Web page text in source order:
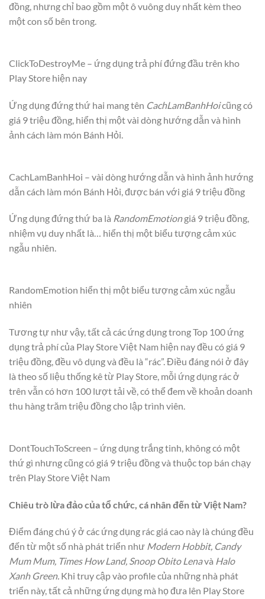
đồng, nhưng chỉ bao gồm một ô vuông duy nhất kèm theo
một con số bên trong.
ClickToDestroyMe – ứng dụng trả phí đứng đầu trên kho
Play Store hiện nay
Ứng dụng đứng thứ hai mang tên CachLamBanhHoicũng có
giá 9 triệu đồng, hiển thị một vài dòng hướng dẫn và hình
ảnh cách làm món Bánh Hỏi.
CachLamBanhHoi – vài dòng hướng dẫn và hình ảnh hướng
dẫn cách làm món Bánh Hỏi, được bán với giá 9 triệu đồng
Ứng dụng đứng thứ ba là RandomEmotiongiá 9 triệu đồng,
nhiệm vụ duy nhất là… hiển thị một biểu tượng cảm xúc
ngẫu nhiên.
RandomEmotion hiển thị một biểu tượng cảm xúc ngẫu
nhiên
Tương tự như vậy, tất cả các ứng dụng trong Top 100 ứng
dụng trả phí của Play Store Việt Nam hiện nay đều có giá 9
triệu đồng, đều vô dụng và đều là “rác”. Điều đáng nói ở đây
là theo số liệu thống kê từ Play Store, mỗi ứng dụng rác ở
trên vẫn có hơn 100 lượt tải về, có thể đem về khoản doanh
thu hàng trăm triệu đồng cho lập trình viên.
DontTouchToScreen – ứng dụng trắng tinh, không có một
thứ gì nhưng cũng có giá 9 triệu đồng và thuộc top bán chạy
trên Play Store Việt Nam
Chiêu trò lừa đảo của tổ chức, cá nhân đến từ Việt Nam?
Điểm đáng chú ý ở các ứng dụng rác giá cao này là chúng đều
đến từ một số nhà phát triển như Modern Hobbit, Candy
Mum Mum, Times How Land, Snoop Obito Lenavà Halo
Xanh Green. Khi truy cập vào profile của những nhà phát
triển này, tất cả những ứng dụng mà họ đưa lên Play Store